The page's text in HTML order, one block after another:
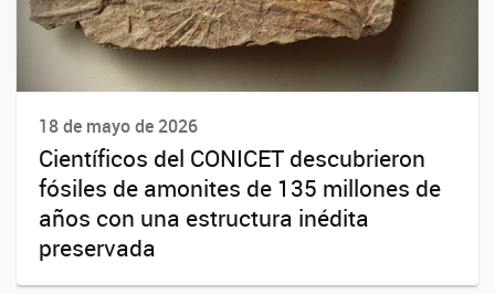
18 de mayo de 2026
Científicos del CONICET descubrieron
fósiles de amonites de 135 millones de
años con una estructura inédita
preservada